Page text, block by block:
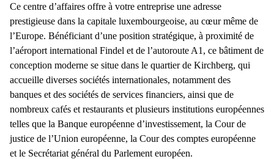
Ce centre d’affaires offre à votre entreprise une adresse
prestigieuse dans la capitale luxembourgeoise, au cœur même de
l’Europe. Bénéficiant d’une position stratégique, à proximité de
l’aéroport international Findel et de l’autoroute A1, ce bâtiment de
conception moderne se situe dans le quartier de Kirchberg, qui
accueille diverses sociétés internationales, notamment des
banques et des sociétés de services financiers, ainsi que de
nombreux cafés et restaurants et plusieurs institutions européennes
telles que la Banque européenne d’investissement, la Cour de
justice de l’Union européenne, la Cour des comptes européenne
et le Secrétariat général du Parlement européen.